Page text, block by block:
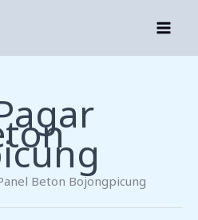
Beton Bojongpicung